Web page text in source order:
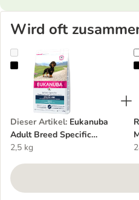
Wird oft
Eukanuba Adult Breed Specific
Dieser Artikel: Eukanuba
Adult Breed Specific
Dachshund
2,5 kg